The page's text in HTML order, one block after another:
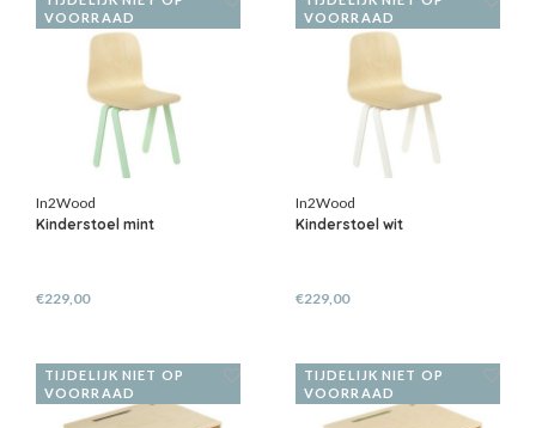
VOORRAAD
In2Wood
Kinderstoel mint
€229,00
VOORRAAD
In2Wood
Kinderstoel wit
€229,00
TIJDELIJK NIET OP
VOORRAAD
TIJDELIJK NIET OP
VOORRAAD